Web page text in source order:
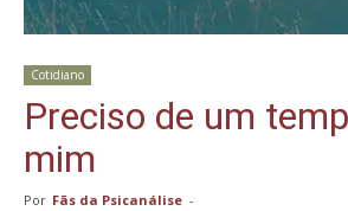
Cotidiano
Preciso de um
mim
Por Fãs da Psicanálise -